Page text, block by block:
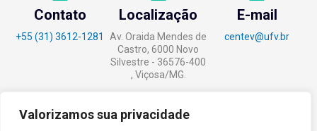
Valorizamos sua privacidade
Contato
+55 (31) 3612-1281
Localização
Av. Oraida Mendes de
Castro, 6000 Novo
Silvestre - 36576-400
, Viçosa/MG.
E-mail
centev@ufv.br